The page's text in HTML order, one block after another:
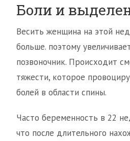
Боли и
Весить женщина на этой
больше. поэтому
позвоночник. Происходит
тяжести, которое
болей в области спины.
Часто беременность в 22
что после длительного